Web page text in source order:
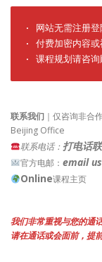
· 网站无需注册登
· 付费加密内容或
· 课程规划请咨询
联系我们 ｜仅咨询非合
Beijing Office
联系电话： 打电话
官方电邮： email us
Online课程主页
我们非常重视与您的通
请在通话或会面前，提